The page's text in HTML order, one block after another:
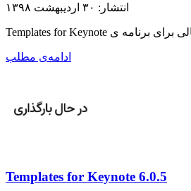
انتشار: ۳۰ اردیبهشت ۱۳۹۸
ادامه‌ی مطلب
Templates for Keynote 6.0.5